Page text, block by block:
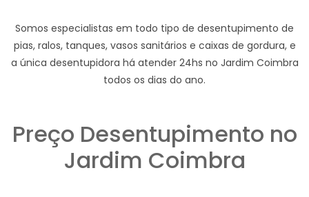
Somos especialistas em todo tipo de desentupimento de
pias, ralos, tanques, vasos sanitários e caixas de gordura, e
a única desentupidora há atender 24hs no Jardim Coimbra
todos os dias do ano.
Preço Desentupimento no
Jardim Coimbra